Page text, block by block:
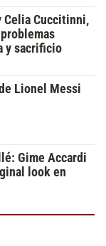
Celia Cuccitinni,
y sacrificio
Lionel Messi
Gime Accardi
look en